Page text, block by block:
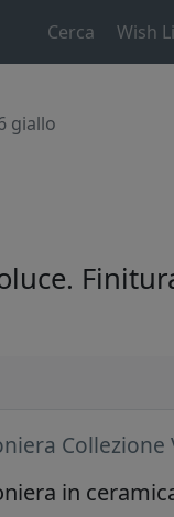
Cerca Wish
giallo
Collezione
in